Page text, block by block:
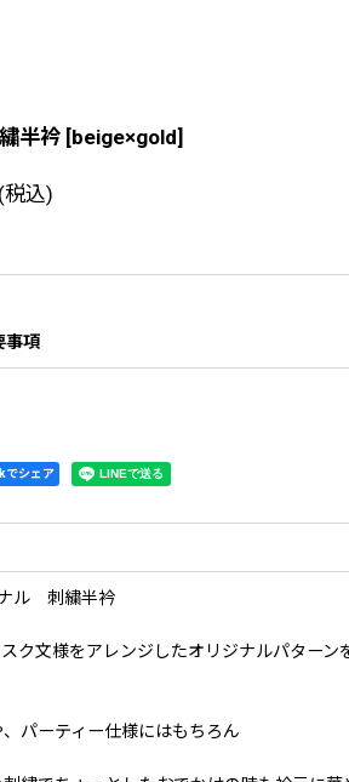
半衿 [beige×gold]
(税込)
事項
でシェア
ル 刺繍半衿
ク文様をアレンジしたオリジナルパターン
パーティー仕様にはもちろん